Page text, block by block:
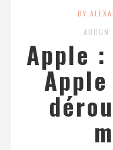
BY
AUCUN
Apple